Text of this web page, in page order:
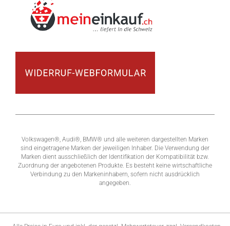
Volkswagen®, Audi®, BMW® und alle weiteren dargestellten Marken
sind eingetragene Marken der jeweiligen Inhaber. Die Verwendung der
Marken dient ausschließlich der Identifikation der Kompatibilität bzw.
Zuordnung der angebotenen Produkte. Es besteht keine wirtschaftliche
Verbindung zu den Markeninhabern, sofern nicht ausdrücklich
angegeben.